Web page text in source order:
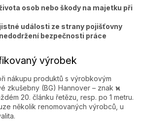
osob nebo škody na majetku při
události ze strany pojišťovny
bezpečnosti práce
výrobek
nákupu produktů s výrobkovým
zkušebny (BG) Hannover – znak ϰ
20. článku řetězu, resp. po 1 metru.
několik renomovaných výrobců, u